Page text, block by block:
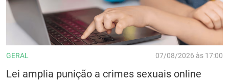
GERAL 07/08/2026 às 17:00
Lei amplia punição a crimes sexuais online